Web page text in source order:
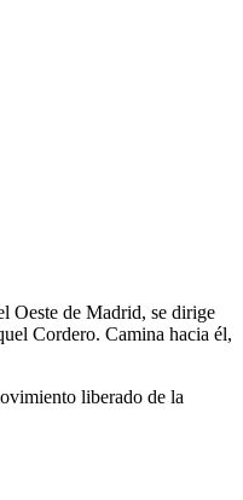
Oeste de Madrid, se dirige
Cordero. Camina hacia él,
liberado de la